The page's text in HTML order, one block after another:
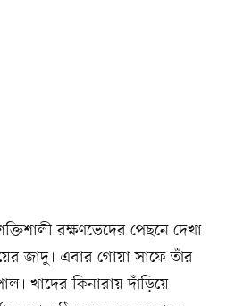
রক্ষণভেদের পেছনে দেখা
জাদু। এবার গোয়া সাফে তাঁর
খাদের কিনারায় দাঁড়িয়ে